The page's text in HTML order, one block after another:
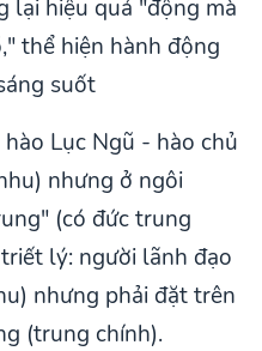
lại hiệu quả "động mà
thể hiện hành động
suốt
Lục Ngũ - hào chủ
nhưng ở ngôi
(có đức trung
lý: người lãnh đạo
nhưng phải đặt trên
(trung chính).